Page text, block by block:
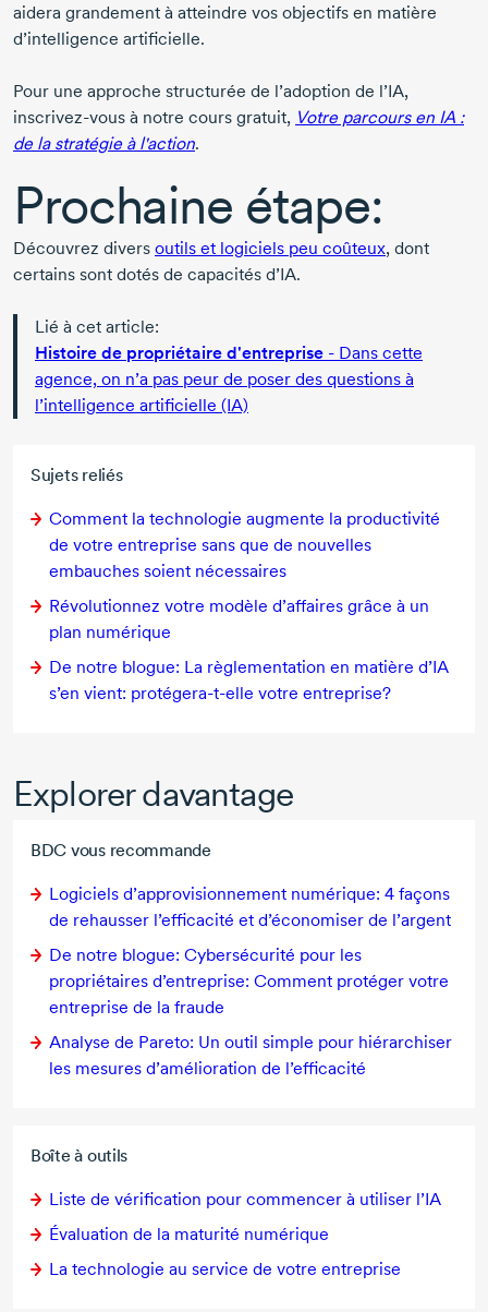
Sujets reliés
Comment la technologie augmente la productivité
de votre entreprise sans que de nouvelles
embauches soient nécessaires
Révolutionnez votre modèle d’affaires grâce à un
plan numérique
De notre blogue: La règlementation en matière d’IA
s’en vient: protégera-t-elle votre entreprise?
aidera grandement à atteindre vos objectifs en matière
d’intelligence artificielle.
Pour une approche structurée de l’adoption de l’IA,
inscrivez-vous à notre cours gratuit, Votre parcours en IA :
de la stratégie à l'action.
Prochaine étape:
Découvrez divers outils et logiciels peu coûteux, dont
certains sont dotés de capacités d’IA.
Lié à cet article:
Histoire de propriétaire d'entreprise - Dans cette
agence, on n’a pas peur de poser des questions à
l’intelligence artificielle (IA)
Explorer davantage
BDC vous recommande
Logiciels d’approvisionnement numérique: 4 façons
de rehausser l’efficacité et d’économiser de l’argent
De notre blogue: Cybersécurité pour les
propriétaires d’entreprise: Comment protéger votre
entreprise de la fraude
Analyse de Pareto: Un outil simple pour hiérarchiser
les mesures d’amélioration de l’efficacité
Boîte à outils
Liste de vérification pour commencer à utiliser l’IA
Évaluation de la maturité numérique
La technologie au service de votre entreprise